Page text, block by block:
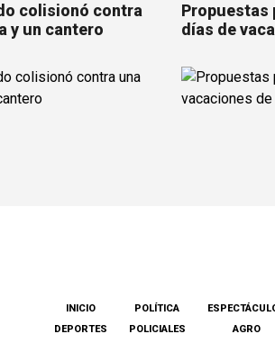
colisionó contra
y un cantero
Propuestas
días de
INICIO
DEPORTES
POLÍTICA
POLICIALES
AGRO